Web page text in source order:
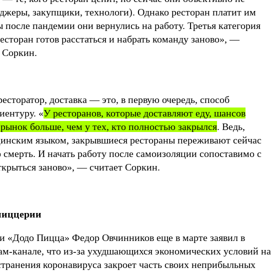
закупщики, технологи). Однако ресторан платит им
после пандемии они вернулись на работу. Третья категория
готов расстаться и набрать команду заново», —
Соркин.
доставка — это, в первую очередь, способ
«У ресторанов, которые доставляют еду, шансов
рынок больше, чем у тех, кто полностью закрылся. Ведь,
языком, закрывшиеся рестораны переживают сейчас
И начать работу после самоизоляции сопоставимо с
заново», — считает Соркин.
«Додо Пицца» Федор Овчинников еще в марте заявил в
канале, что из-за ухудшающихся экономических условий на
коронавируса закроет часть своих неприбыльных